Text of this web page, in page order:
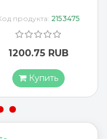
продукта: 2153475
1200.75 RUB
Купить